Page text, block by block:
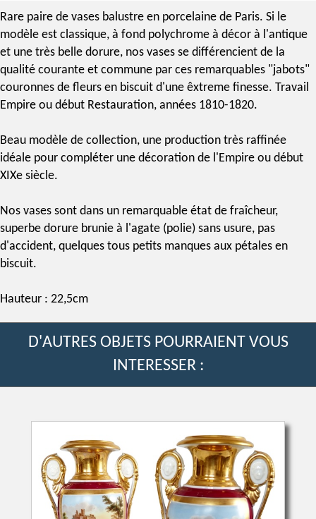
Rare paire de vases balustre en porcelaine de Paris. Si le
modèle est classique, à fond polychrome à décor à l'antique
et une très belle dorure, nos vases se différencient de la
qualité courante et commune par ces remarquables "jabots"
couronnes de fleurs en biscuit d'une êxtreme finesse. Travail
Empire ou début Restauration, années 1810-1820.
Beau modèle de collection, une production très raffinée
idéale pour compléter une décoration de l'Empire ou début
XIXe siècle.
Nos vases sont dans un remarquable état de fraîcheur,
superbe dorure brunie à l'agate (polie) sans usure, pas
d'accident, quelques tous petits manques aux pétales en
biscuit.
Hauteur : 22,5cm
D'AUTRES OBJETS POURRAIENT VOUS
INTERESSER :